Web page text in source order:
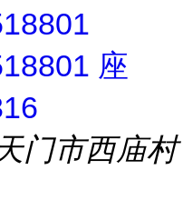
座
门市西庙村